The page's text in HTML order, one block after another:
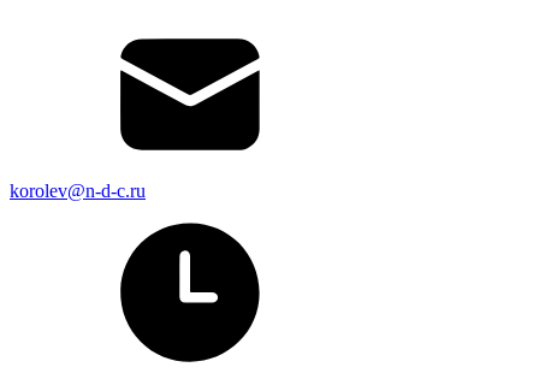
korolev@n-d-c.ru